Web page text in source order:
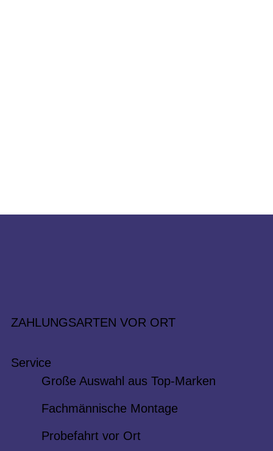
ZAHLUNGSARTEN VOR ORT
Service
Große Auswahl aus Top-Marken
Fachmännische Montage
Probefahrt vor Ort